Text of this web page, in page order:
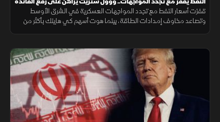
قفزت أسعار النفط مع تجدد المواجهات العسكرية في الشرق الأوسط
وتصاعد مخاوف إمدادات الطاقة، بينما هوت أسهم كي هاينك بأكثر من